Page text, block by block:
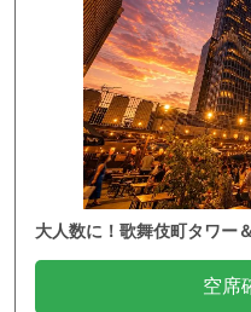
大人数に！歌舞伎町タワー
空席